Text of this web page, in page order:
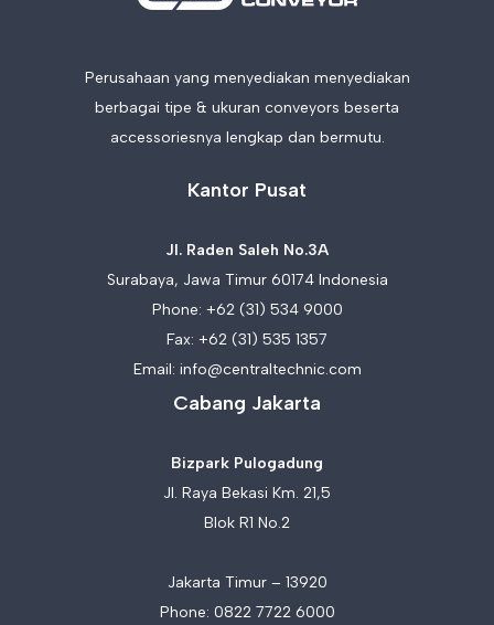
Perusahaan yang menyediakan menyediakan
berbagai tipe & ukuran conveyors beserta
accessoriesnya lengkap dan bermutu.
Kantor Pusat
Jl. Raden Saleh No.3A
Surabaya, Jawa Timur 60174 Indonesia
Phone: +62 (31) 534 9000
Fax: +62 (31) 535 1357
Email: info@centraltechnic.com
Cabang Jakarta
Bizpark Pulogadung
Jl. Raya Bekasi Km. 21,5
Blok R1 No.2
Jakarta Timur – 13920
Phone: 0822 7722 6000